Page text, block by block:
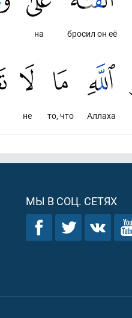
бросил он её
на
Аллаха
то, что
не
МЫ В СОЦ. СЕТЯХ